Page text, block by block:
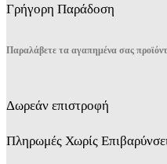
Γρήγορη Παράδοση
Παραλάβετε τα αγαπημένα σας
Δωρεάν επιστροφή
Πληρωμές Χωρίς